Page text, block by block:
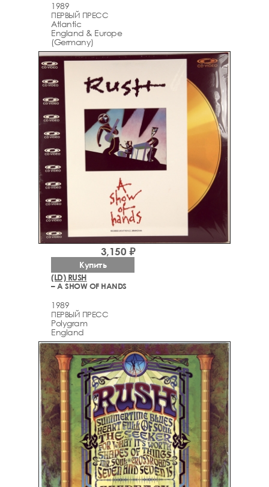
1989
ПЕРВЫЙ ПРЕСС
Atlantic
England & Europe
(Germany)
(LD) RUSH
– A SHOW OF HANDS
1989
ПЕРВЫЙ ПРЕСС
Polygram
England
3,150 ₽
Купить